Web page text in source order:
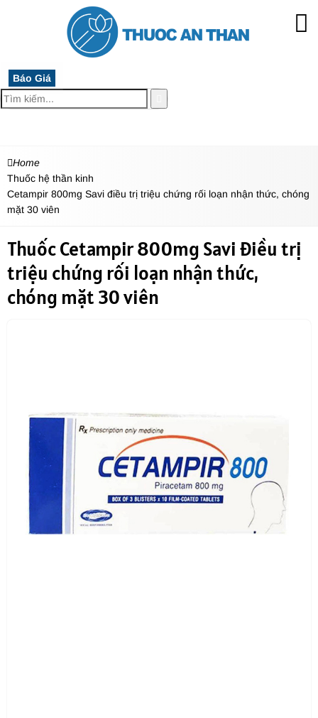
Báo Giá
Home
Thuốc hệ thần kinh
Cetampir 800mg Savi điều trị triệu chứng rối loạn nhận thức, chóng
mặt 30 viên
Thuốc Cetampir 800mg Savi điều trị
triệu chứng rối loạn nhận thức,
chóng mặt 30 viên